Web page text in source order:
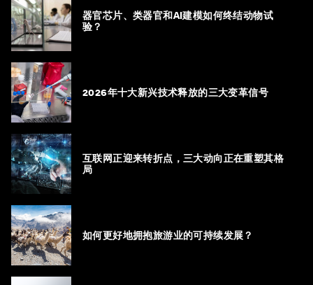
器官芯片、类器官和AI建模如何终结动物试
验？
2026年十大新兴技术释放的三大变革信号
互联网正迎来转折点，三大动向正在重塑其格
局
如何更好地拥抱旅游业的可持续发展？